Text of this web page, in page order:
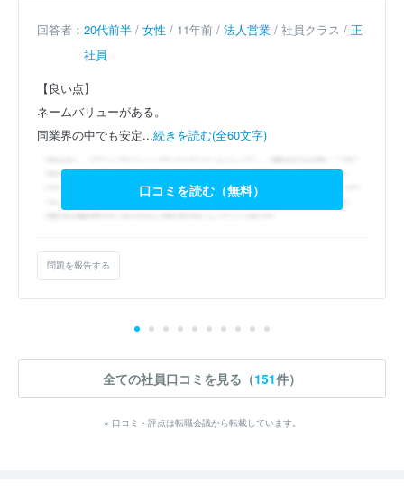
回答者： 20代前半 / 女性 / 11年前 / 法人営業 / 社員クラス / 正
社員
【良い点】
ネームバリューがある。
同業界の中でも安定...続きを読む(全60文字)
口コミを読む（無料）
問題を報告する
全ての社員口コミを見る（151件）
※ 口コミ・評点は転職会議から転載しています。